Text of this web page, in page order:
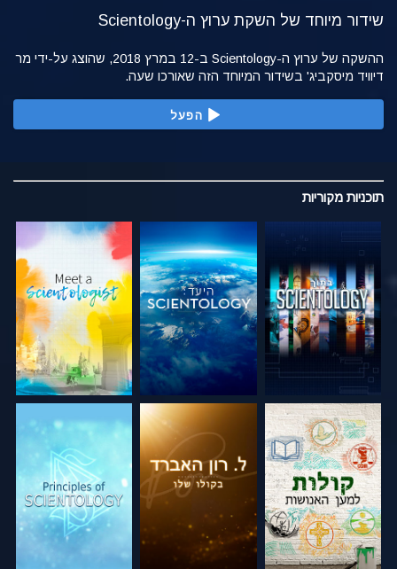
שידור מיוחד של השקת ערוץ ה-Scientology
ההשקה של ערוץ ה-Scientology ב-12 במרץ 2018, שהוצג על-ידי מר
דיוויד מיסקביג' בשידור המיוחד הזה שאורכו שעה.
הפעל
תוכניות מקוריות
בדוק את הסדרה בדוק את הסדרה בדוק את הסדרה